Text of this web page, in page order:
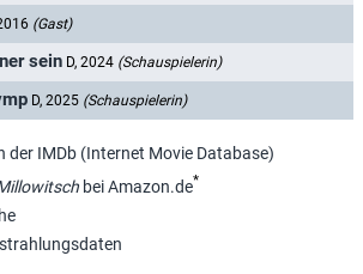
(Gast)
sein D, 2024 (Schauspielerin)
D, 2025 (Schauspielerin)
der IMDb (Internet Movie Database)
bei Amazon.de*